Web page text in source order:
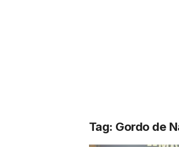
i
Tag: Gordo de